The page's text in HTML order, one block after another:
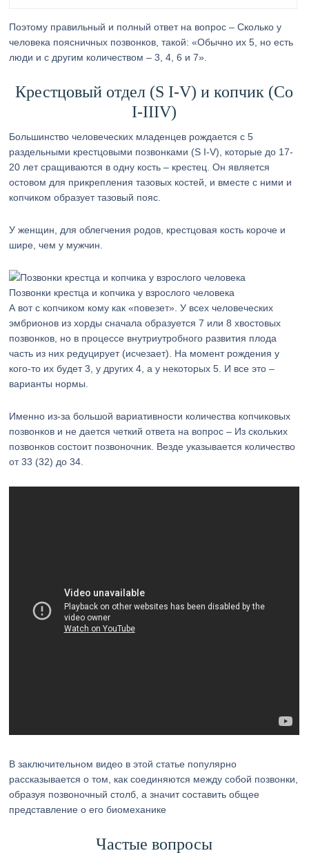
Поэтому правильный и полный ответ на вопрос – Сколько у
человека поясничных позвонков, такой: «Обычно их 5, но есть
люди и с другим количеством – 3, 4, 6 и 7».
Крестцовый отдел (S I-V) и копчик (Co
I-IIIV)
Большинство человеческих младенцев рождается с 5
раздельными крестцовыми позвонками (S I-V), которые до 17-
20 лет сращиваются в одну кость – крестец. Он является
остовом для прикрепления тазовых костей, и вместе с ними и
копчиком образует тазовый пояс.
У женщин, для облегчения родов, крестцовая кость короче и
шире, чем у мужчин.
Позвонки крестца и копчика у взрослого человека
А вот с копчиком кому как «повезет». У всех человеческих
эмбрионов из хорды сначала образуется 7 или 8 хвостовых
позвонков, но в процессе внутриутробного развития плода
часть из них редуцирует (исчезает). На момент рождения у
кого-то их будет 3, у других 4, а у некоторых 5. И все это –
варианты нормы.
Именно из-за большой вариативности количества копчиковых
позвонков и не дается четкий ответа на вопрос – Из скольких
позвонков состоит позвоночник. Везде указывается количество
от 33 (32) до 34.
В заключительном видео в этой статье популярно
рассказывается о том, как соединяются между собой позвонки,
образуя позвоночный столб, а значит составить общее
представление о его биомеханике
Частые вопросы